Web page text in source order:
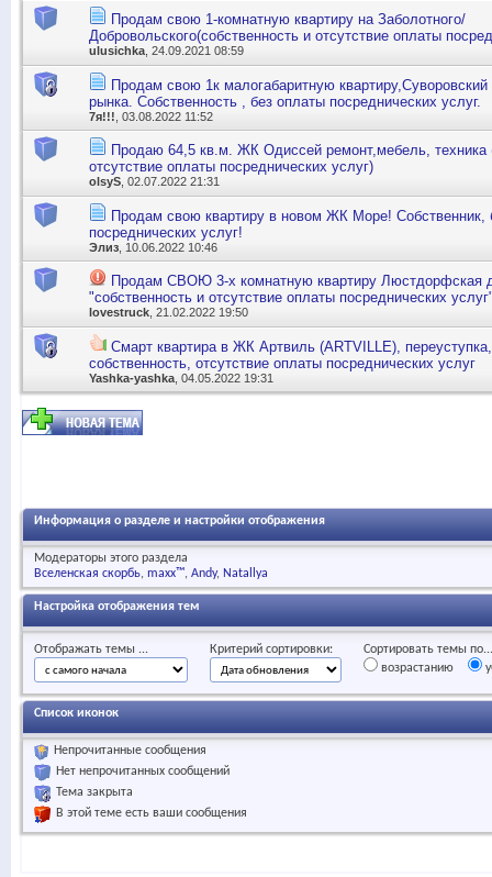
Продам свою 1-комнатную квартиру на Заболотного/
Добровольского(собственность и отсутствие оплаты
ulusichka, 24.09.2021 08:59
Продам свою 1к малогабаритную
рынка. Собственность , без оплаты посреднических услуг.
7я!!! , 03.08.2022 11:52
Продаю 64,5 кв.м. ЖК Одиссей ремонт,мебель, техника
отсутствие оплаты посреднических услуг)
olsyS , 02.07.2022 21:31
Продам свою квартиру в новом ЖК Море! Собственник,
посреднических услуг!
Элиз , 10.06.2022 10:46
Продам СВОЮ 3-х комнатную квартиру Люстдорфская
"собственность и отсутствие оплаты посреднических
lovestruck , 21.02.2022 19:50
Смарт квартира в ЖК Артвиль (ARTVILLE),
собственность, отсутствие оплаты посреднических услуг
Yashka-yashka , 04.05.2022 19:31
Информация о разделе и настройки отображения
Модераторы этого раздела
Вселенская скорбь maxx™ Andy Natallya
Настройка отображения тем
Отображать темы ... Критерий сортировки:
Сортировать темы по...
возрастанию
Список иконок
Непрочитанные сообщения
Нет непрочитанных сообщений
Тема закрыта
В этой теме есть ваши сообщения